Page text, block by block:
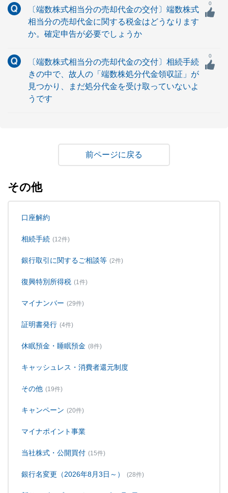
〔端数株式相当分の売却代金の交付〕端数株式
相当分の売却代金に関する税金はどうなります
か。確定申告が必要でしょうか
0
〔端数株式相当分の売却代金の交付〕相続手続
きの中で、故人の「端数株処分代金領収証」が
見つかり、まだ処分代金を受け取っていないよ
うです
0
戻る
その他
口座解約
相続手続 (12件)
銀行取引に関するご相談等 (2件)
復興特別所得税 (1件)
マイナンバー (29件)
証明書発行 (4件)
休眠預金・睡眠預金 (8件)
キャッシュレス・消費者還元制度
その他 (19件)
キャンペーン (20件)
マイナポイント事業
当社株式・公開買付 (15件)
銀行名変更（2026年8月3日～） (28件)